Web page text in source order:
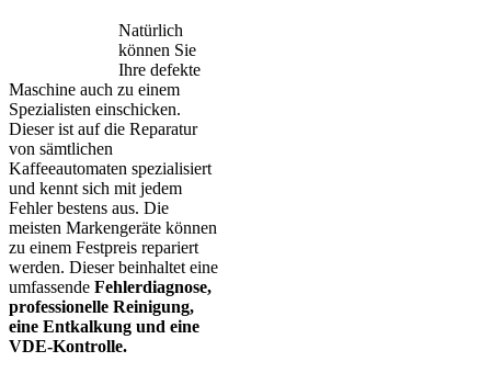
Natürlich
können Sie
Ihre defekte
Maschine auch zu einem
Spezialisten einschicken.
Dieser ist auf die Reparatur
von sämtlichen
Kaffeeautomaten spezialisiert
und kennt sich mit jedem
Fehler bestens aus. Die
meisten Markengeräte können
zu einem Festpreis repariert
werden. Dieser beinhaltet eine
umfassende Fehlerdiagnose,
professionelle Reinigung,
eine Entkalkung und eine
VDE-Kontrolle.